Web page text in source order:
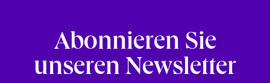
Abonnieren Sie
unseren Newsletter